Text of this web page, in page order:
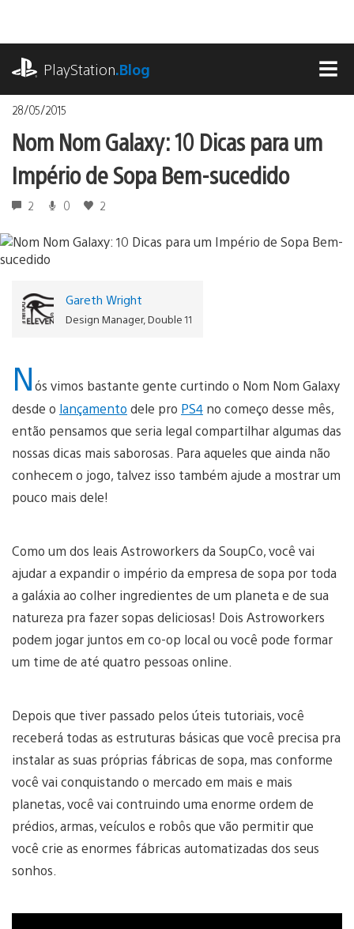
o
conteúdoPlayStation.Blog
28/05/2015
Nom Nom Galaxy: 10 Dicas para um
Império de Sopa Bem-sucedido
2 0 2
Gareth Wright
Design Manager, Double 11
Nós vimos bastante gente curtindo o Nom Nom Galaxy
desde o lançamento dele pro PS4 no começo desse mês,
então pensamos que seria legal compartilhar algumas das
nossas dicas mais saborosas. Para aqueles que ainda não
conhecem o jogo, talvez isso também ajude a mostrar um
pouco mais dele!
Como um dos leais Astroworkers da SoupCo, você vai
ajudar a expandir o império da empresa de sopa por toda
a galáxia ao colher ingredientes de um planeta e de sua
natureza pra fazer sopas deliciosas! Dois Astroworkers
podem jogar juntos em co-op local ou você pode formar
um time de até quatro pessoas online.
Depois que tiver passado pelos úteis tutoriais, você
receberá todas as estruturas básicas que você precisa pra
instalar as suas próprias fábricas de sopa, mas conforme
você vai conquistando o mercado em mais e mais
planetas, você vai contruindo uma enorme ordem de
prédios, armas, veículos e robôs que vão permitir que
você crie as enormes fábricas automatizadas dos seus
sonhos.